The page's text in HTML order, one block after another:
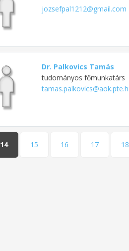
jozsefpal1212@gmail.com
Dr. Palkovics Tamás
tudományos főmunkatárs
14 15 16 17 18